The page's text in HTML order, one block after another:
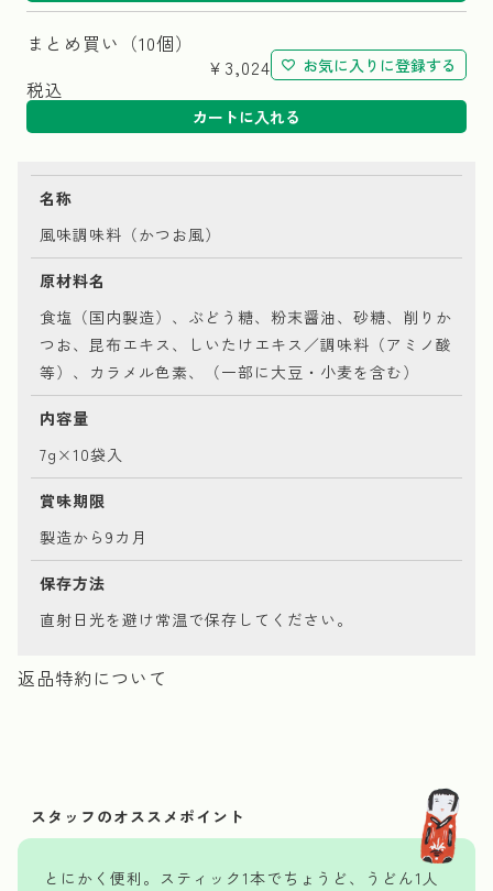
まとめ買い（10個）
¥ 3,024
税込
お気に入りに登録する
カートに入れる
名称
風味調味料（かつお風）
原材料名
食塩（国内製造）、ぶどう糖、粉末醤油、砂糖、削りか
つお、昆布エキス、しいたけエキス／調味料（アミノ酸
等）、カラメル色素、（一部に大豆・小麦を含む）
内容量
7g×10袋入
賞味期限
製造から9カ月
保存方法
直射日光を避け常温で保存してください。
返品特約について
とにかく便利。スティック1本でちょうど、うどん1人